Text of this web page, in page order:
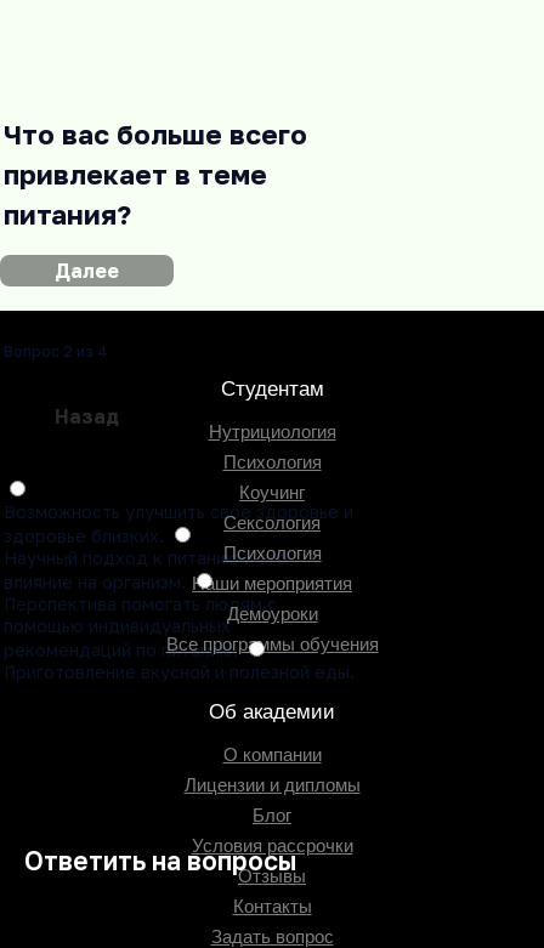
Что вас больше всего
привлекает в теме
питания?
Далее
Вопрос 2 из 4
Назад
Возможность улучшить свое здоровье и
здоровье близких.
Научный подход к питанию и его
влияние на организм.
Перспектива помогать людям с
помощью индивидуальных
рекомендаций по питанию.
Приготовление вкусной и полезной еды.
Студентам
Нутрициология
Психология
Коучинг
Сексология
Психология
Наши мероприятия
Демоуроки
Все программы обучения
Об академии
О компании
Лицензии и дипломы
Блог
Условия рассрочки
Отзывы
Контакты
Задать вопрос